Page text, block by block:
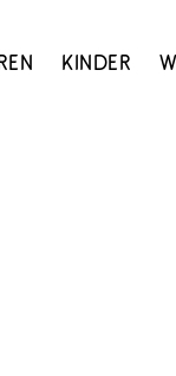
Kinder